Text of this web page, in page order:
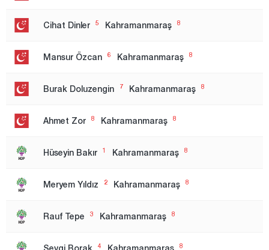
Kastamonu
Kayseri
Kırklareli
Kırşehir
Kocaeli
Konya
Malatya
Manisa
Cihat Dinler 5 Kahramanmaraş 8
Mansur Özcan 6 Kahramanmaraş 8
Burak Doluzengin 7 Kahramanmaraş 8
Ahmet Zor 8 Kahramanmaraş 8
Hüseyin Bakır 1 Kahramanmaraş 8
Meryem Yıldız 2 Kahramanmaraş 8
Rauf Tepe 3 Kahramanmaraş 8
Sevgi Borak 4 Kahramanmaraş 8